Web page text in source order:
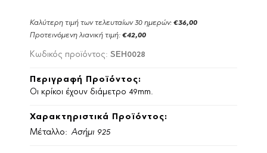
Καλύτερη τιμή των τελευταίων 30 ημερών: €36,00
Προτεινόμενη λιανική τιμή: €42,00
Κωδικός προϊόντος: SEH0028
Περιγραφή Προϊόντος:
Οι κρίκοι έχουν διάμετρο 49mm.
Χαρακτηριστικά Προϊόντος:
Μέταλλο: Ασήμι 925